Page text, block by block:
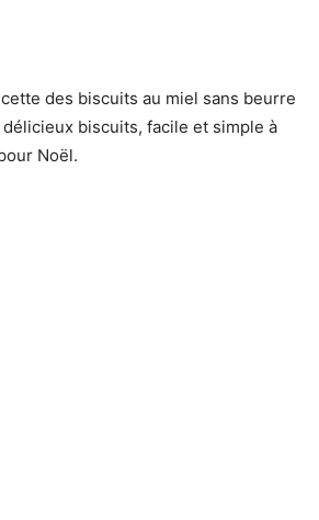
des biscuits au miel sans beurre
biscuits, facile et simple à
Noël.